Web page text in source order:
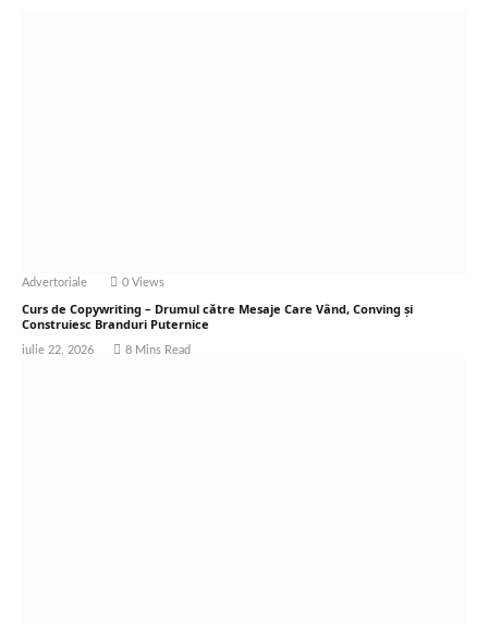
Advertoriale 0 Views
Curs de Copywriting – Drumul către Mesaje Care Vând, Conving și
Construiesc Branduri Puternice
iulie 22, 2026 8 Mins Read